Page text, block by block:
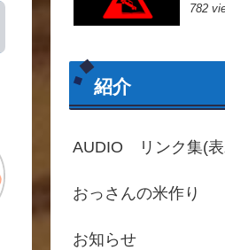
782
紹介
AUDIO リンク集(表
おっさんの米作り
お知らせ